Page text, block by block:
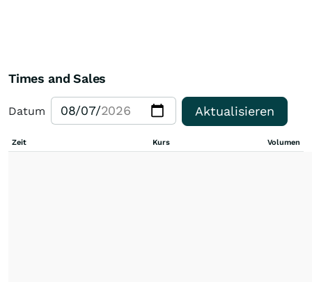
Times and Sales
Datum Aktualisieren
Zeit Kurs Volumen